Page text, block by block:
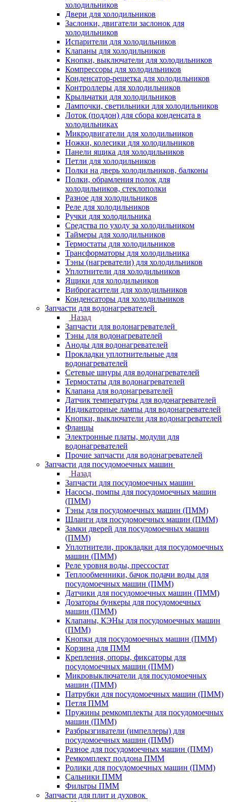
холодильников
Двери для холодильников
Заслонки, двигатели заслонок для
холодильников
Испарители для холодильников
Клапаны для холодильников
Кнопки, выключатели для холодильников
Компрессоры для холодильников
Конденсатор-решетка для холодильников
Контроллеры для холодильников
Крыльчатки для холодильников
Лампочки, светильники для холодильников
Лоток (поддон) для сбора конденсата в
холодильниках
Микродвигатели для холодильников
Ножки, колесики для холодильников
Панели ящика для холодильников
Петли для холодильников
Полки на дверь холодильников, балконы
Полки, обрамления полок для
холодильников, стеклополки
Разное для холодильников
Реле для холодильников
Ручки для холодильника
Средства по уходу за холодильником
Таймеры для холодильников
Термостаты для холодильников
Трансформаторы для холодильника
Тэны (нагреватели) для холодильников
Уплотнители для холодильников
Ящики для холодильников
Виброгасители для холодильников
Конденсаторы для холодильников
Запчасти для водонагревателей
Назад
Запчасти для водонагревателей
Тэны для водонагревателей
Аноды для водонагревателей
Прокладки уплотнительные для
водонагревателей
Сетевые шнуры для водонагревателей
Термостаты для водонагревателей
Клапана для водонагревателей
Датчик температуры для водонагревателей
Индикаторные лампы для водонагревателей
Кнопки, выключатели для водонагревателей
Фланцы
Электронные платы, модули для
водонагревателей
Прочие запчасти для водонагревателей
Запчасти для посудомоечных машин
Назад
Запчасти для посудомоечных машин
Насосы, помпы для посудомоечных машин
(ПММ)
Тэны для посудомоечных машин (ПММ)
Шланги для посудомоечных машин (ПММ)
Замки дверей для посудомоечных машин
(ПММ)
Уплотнители, прокладки для посудомоечных
машин (ПММ)
Реле уровня воды, прессостат
Теплообменники, бачок подачи воды для
посудомоечных машин (ПММ)
Датчики для посудомоечных машин (ПММ)
Дозаторы бункеры для посудомоечных
машин (ПММ)
Клапаны, КЭНы для посудомоечных машин
(ПММ)
Кнопки для посудомоечных машин (ПММ)
Корзина для ПММ
Крепления, опоры, фиксаторы для
посудомоечных машин (ПММ)
Микровыключатели для посудомоечных
машин (ПММ)
Патрубки для посудомоечных машин (ПММ)
Петля ПММ
Пружины ремкомплекты для посудомоечных
машин (ПММ)
Разбрызгиватели (импеллеры) для
посудомоечных машин (ПММ)
Разное для посудомоечных машин (ПММ)
Ремкомплект поддона ПММ
Ролики для посудомоечных машин (ПММ)
Сальники ПММ
Фильтры ПММ
Запчасти для плит и духовок